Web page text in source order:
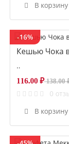
В корзину
-16%
Кешью Чока
..
138.00
116.00 ₽
0
В корзину